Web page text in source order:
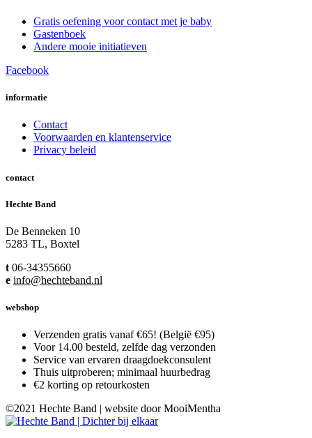
Gratis oefening voor contact met je baby
Gastenboek
Andere mooie initiatieven
Facebook
informatie
Contact
Voorwaarden en klantenservice
Privacy beleid
contact
Hechte Band
De Benneken 10
5283 TL, Boxtel
t 06-34355660
e info@hechteband.nl
webshop
Verzenden gratis vanaf €65! (België €95)
Voor 14.00 besteld, zelfde dag verzonden
Service van ervaren draagdoekconsulent
Thuis uitproberen; minimaal huurbedrag
€2 korting op retourkosten
©2021 Hechte Band | website door MooiMentha